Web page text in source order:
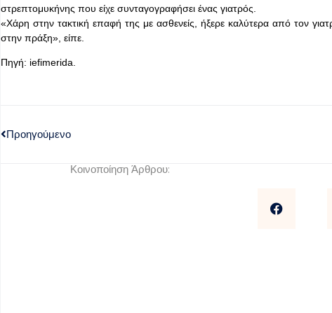
στρεπτομυκήνης που είχε συνταγογραφήσει ένας γιατρός.
«Χάρη στην τακτική επαφή της με ασθενείς, ήξερε καλύτερα από τον
στην πράξη», είπε.
Πηγή: iefimerida.
Προηγούμενο
Κοινοποίηση Άρθρου: